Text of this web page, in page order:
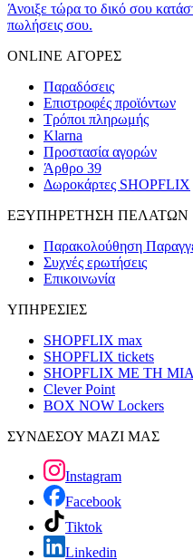
Άνοιξε τώρα το δικό σου
πωλήσεις σου.
ONLINE ΑΓΟΡΕΣ
Παραδόσεις
Επιστροφές προϊόντων
Τρόποι πληρωμής
Klarna
Προστασία αγορών
Άρθρο 39
Δωροκάρτες SHOPFLIX
ΕΞΥΠΗΡΕΤΗΣΗ ΠΕΛΑΤΩΝ
Παρακολούθηση
Συχνές ερωτήσεις
Επικοινωνία
ΥΠΗΡΕΣΙΕΣ
SHOPFLIX max
SHOPFLIX tickets
SHOPFLIX ΜΕ ΤΗ ΜΙΑ
Clever Point
BOX NOW Lockers
ΣΥΝΔΕΣΟΥ ΜΑΖΙ ΜΑΣ
Instagram
Facebook
Tiktok
Linkedin